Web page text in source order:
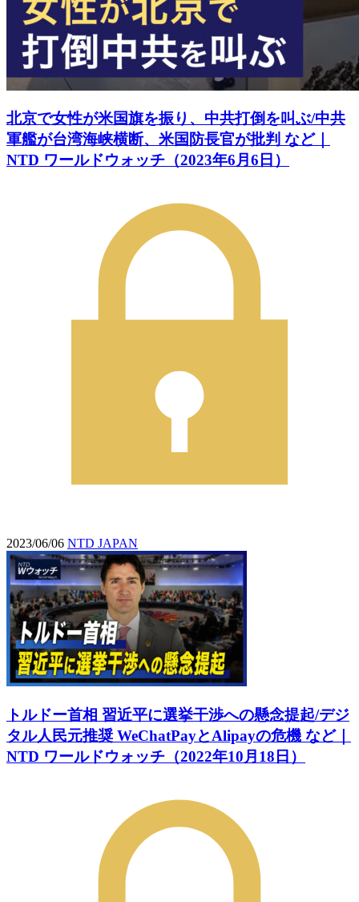
北京で女性が米国旗を振り、中共打倒を叫ぶ/中共
軍艦が台湾海峡横断、米国防長官が批判 など｜
NTD ワールドウォッチ（2023年6月6日）
2023/06/06 NTD JAPAN
トルドー首相 習近平に選挙干渉への懸念提起/デジ
タル人民元推奨 WeChatPayとAlipayの危機 など｜
NTD ワールドウォッチ（2022年10月18日）